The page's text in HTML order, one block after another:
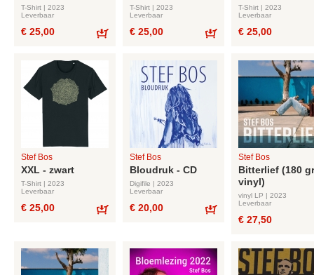
T-Shirt | 2023
Leverbaar
€ 25,00
T-Shirt | 2023
Leverbaar
€ 25,00
T-Shirt | 2023
Leverbaar
€ 25,00
Stef Bos
XXL - zwart
T-Shirt | 2023
Leverbaar
€ 25,00
Stef Bos
Bloudruk - CD
Digifile | 2023
Leverbaar
€ 20,00
Stef Bos
Bitterlief (180
vinyl)
vinyl LP | 2023
Leverbaar
€ 27,50